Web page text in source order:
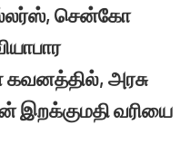
சென்கோ
கவனத்தில், அரசு
இறக்குமதி வரியை